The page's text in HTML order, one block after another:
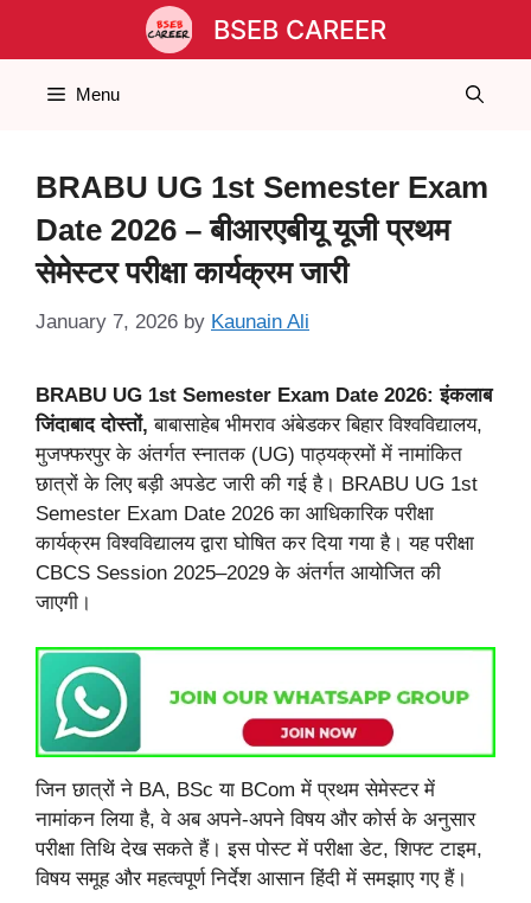
BSEB CAREER
Menu
BRABU UG 1st Semester Exam
Date 2026 – बीआरएबीयू यूजी प्रथम
सेमेस्टर परीक्षा कार्यक्रम जारी
January 7, 2026 by Kaunain Ali
BRABU UG 1st Semester Exam Date 2026: इंकलाब
जिंदाबाद दोस्तों,बाबासाहेब भीमराव अंबेडकर बिहार विश्वविद्यालय,
मुजफ्फरपुर के अंतर्गत स्नातक (UG) पाठ्यक्रमों में नामांकित
छात्रों के लिए बड़ी अपडेट जारी की गई है। BRABU UG 1st
Semester Exam Date 2026 का आधिकारिक परीक्षा
कार्यक्रम विश्वविद्यालय द्वारा घोषित कर दिया गया है। यह परीक्षा
CBCS Session 2025–2029 के अंतर्गत आयोजित की
जाएगी।
जिन छात्रों ने BA, BSc या BCom में प्रथम सेमेस्टर में
नामांकन लिया है, वे अब अपने-अपने विषय और कोर्स के अनुसार
परीक्षा तिथि देख सकते हैं। इस पोस्ट में परीक्षा डेट, शिफ्ट टाइम,
विषय समूह और महत्वपूर्ण निर्देश आसान हिंदी में समझाए गए हैं।